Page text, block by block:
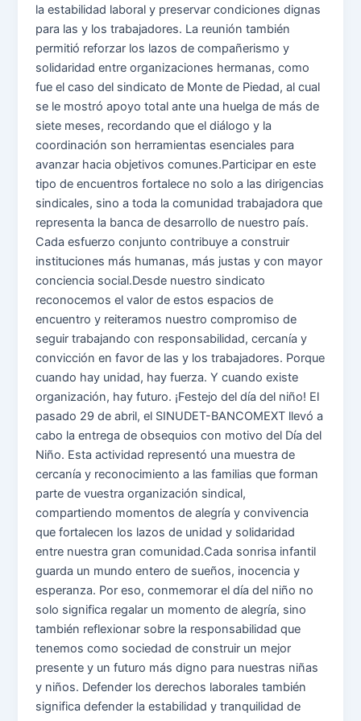
la estabilidad laboral y preservar condiciones dignas
para las y los trabajadores. La reunión también
permitió reforzar los lazos de compañerismo y
solidaridad entre organizaciones hermanas, como
fue el caso del sindicato de Monte de Piedad, al cual
se le mostró apoyo total ante una huelga de más de
siete meses, recordando que el diálogo y la
coordinación son herramientas esenciales para
avanzar hacia objetivos comunes.Participar en este
tipo de encuentros fortalece no solo a las dirigencias
sindicales, sino a toda la comunidad trabajadora que
representa la banca de desarrollo de nuestro país.
Cada esfuerzo conjunto contribuye a construir
instituciones más humanas, más justas y con mayor
conciencia social.Desde nuestro sindicato
reconocemos el valor de estos espacios de
encuentro y reiteramos nuestro compromiso de
seguir trabajando con responsabilidad, cercanía y
convicción en favor de las y los trabajadores. Porque
cuando hay unidad, hay fuerza. Y cuando existe
organización, hay futuro. ¡Festejo del día del niño! El
pasado 29 de abril, el SINUDET-BANCOMEXT llevó a
cabo la entrega de obsequios con motivo del Día del
Niño. Esta actividad representó una muestra de
cercanía y reconocimiento a las familias que forman
parte de vuestra organización sindical,
compartiendo momentos de alegría y convivencia
que fortalecen los lazos de unidad y solidaridad
entre nuestra gran comunidad.Cada sonrisa infantil
guarda un mundo entero de sueños, inocencia y
esperanza. Por eso, conmemorar el día del niño no
solo significa regalar un momento de alegría, sino
también reflexionar sobre la responsabilidad que
tenemos como sociedad de construir un mejor
presente y un futuro más digno para nuestras niñas
y niños. Defender los derechos laborales también
significa defender la estabilidad y tranquilidad de